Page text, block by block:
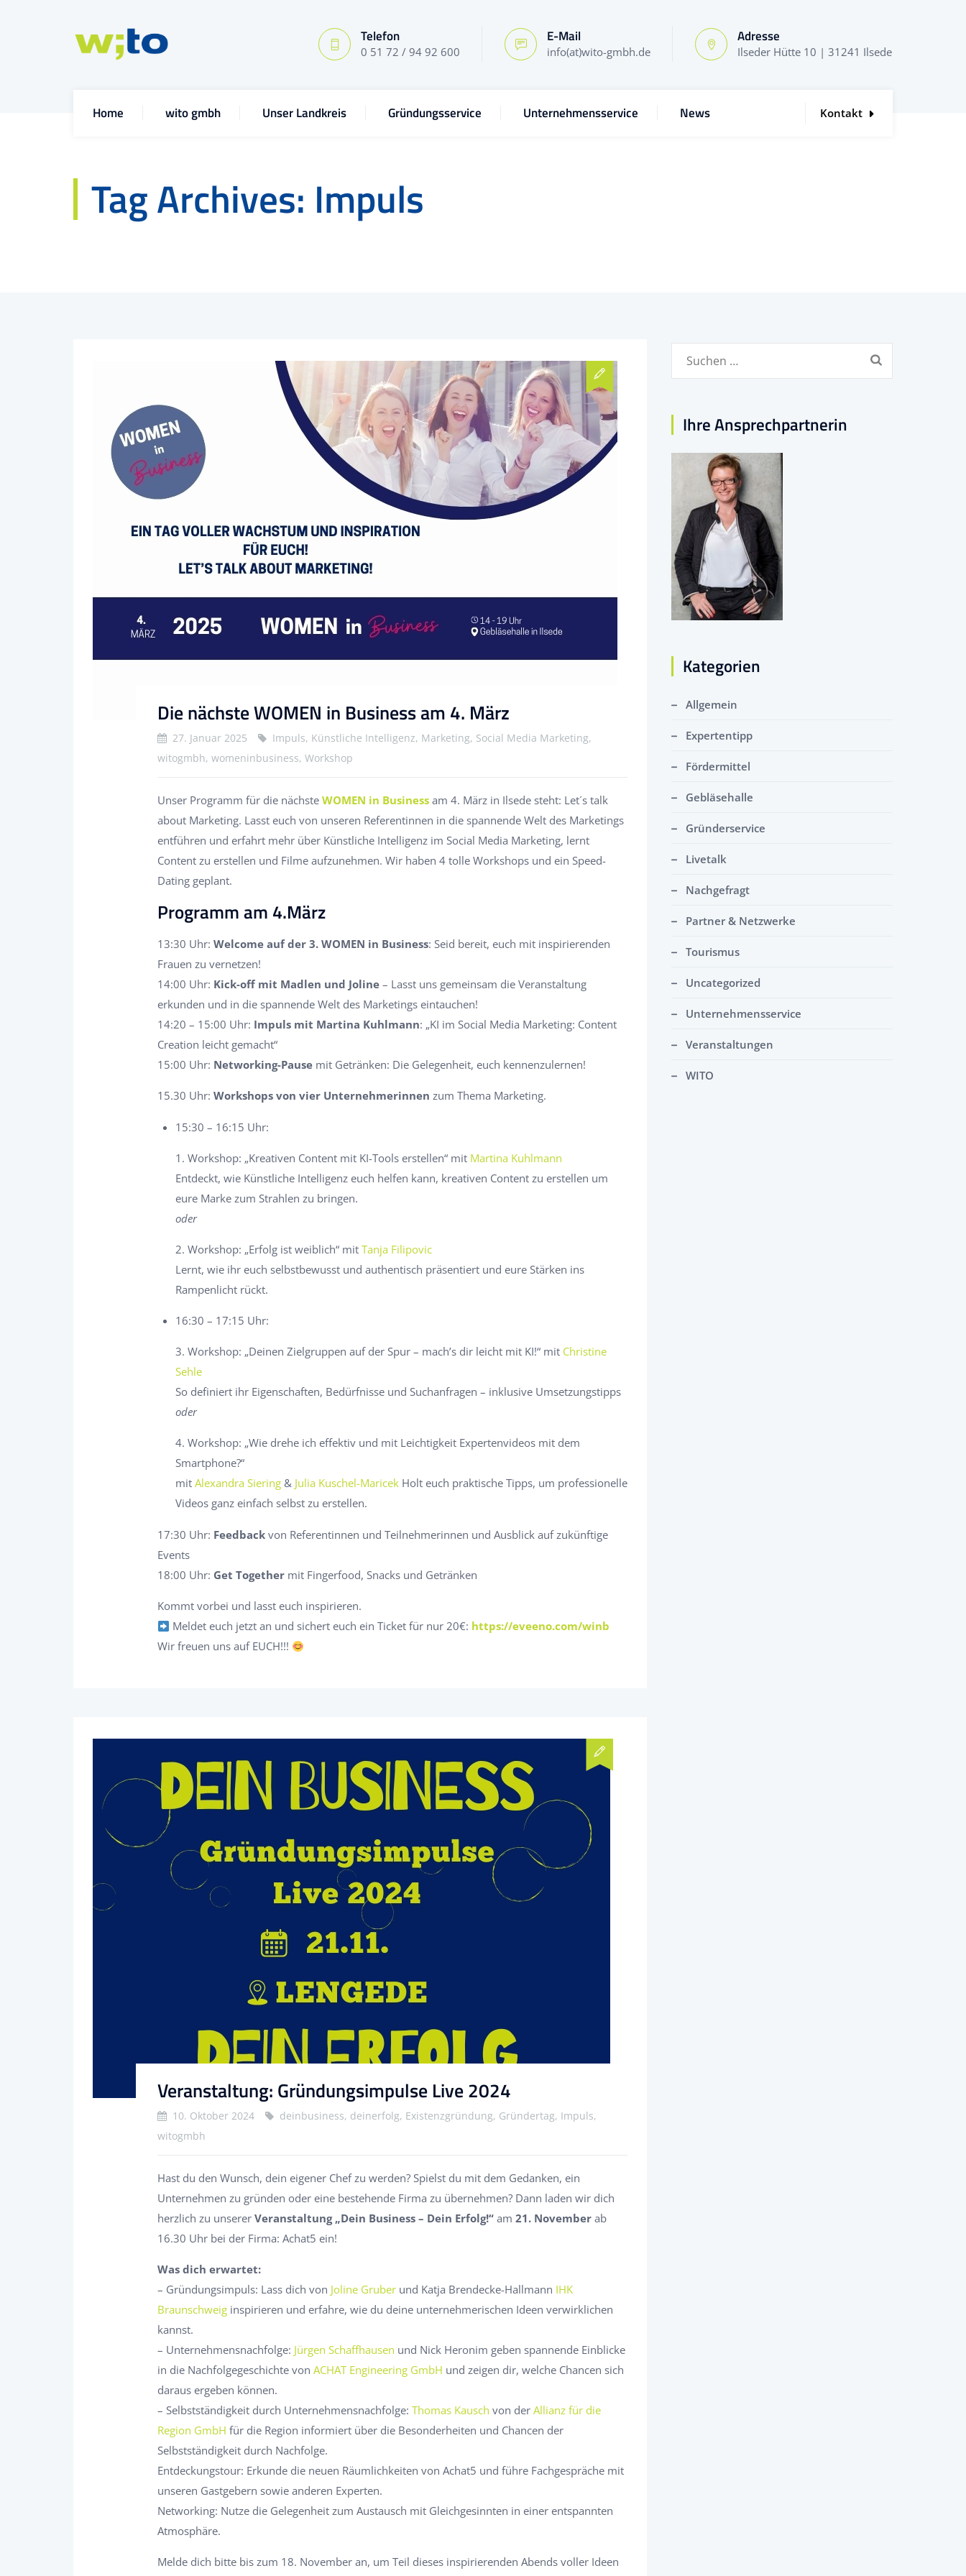
Telefon
0 51 72 / 94 92 600
E-Mail
info(at)wito-gmbh.de
Adresse
Ilseder Hütte 10 | 31241 Ilsede
Home wito gmbh Unser Landkreis Gründungsservice Unternehmensservice News Kontakt
Tag Archives: Impuls
Die nächste WOMEN in Business am 4. März
27. Januar 2025
Impuls, Künstliche Intelligenz, Marketing, Social Media Marketing,
witogmbh, womeninbusiness, Workshop
Unser Programm für die nächste WOMEN in Business am 4. März in Ilsede steht: Let´s talk
about Marketing. Lasst euch von unseren Referentinnen in die spannende Welt des Marketings
entführen und erfahrt mehr über Künstliche Intelligenz im Social Media Marketing, lernt
Content zu erstellen und Filme aufzunehmen. Wir haben 4 tolle Workshops und ein Speed-
Dating geplant.
Programm am 4.März
13:30 Uhr: Welcome auf der 3. WOMEN in Business: Seid bereit, euch mit inspirierenden
Frauen zu vernetzen!
14:00 Uhr: Kick-off mit Madlen und Joline – Lasst uns gemeinsam die Veranstaltung
erkunden und in die spannende Welt des Marketings eintauchen!
14:20 – 15:00 Uhr: Impuls mit Martina Kuhlmann: „KI im Social Media Marketing: Content
Creation leicht gemacht“
15:00 Uhr: Networking-Pause mit Getränken: Die Gelegenheit, euch kennenzulernen!
15.30 Uhr: Workshops von vier Unternehmerinnen zum Thema Marketing.
15:30 – 16:15 Uhr:
1. Workshop: „Kreativen Content mit KI-Tools erstellen“ mit Martina Kuhlmann
Entdeckt, wie Künstliche Intelligenz euch helfen kann, kreativen Content zu erstellen um
eure Marke zum Strahlen zu bringen.
oder
2. Workshop: „Erfolg ist weiblich“ mit Tanja Filipovic
Lernt, wie ihr euch selbstbewusst und authentisch präsentiert und eure Stärken ins
Rampenlicht rückt.
16:30 – 17:15 Uhr:
3. Workshop: „Deinen Zielgruppen auf der Spur – mach’s dir leicht mit KI!“ mit Christine
Sehle
So definiert ihr Eigenschaften, Bedürfnisse und Suchanfragen – inklusive Umsetzungstipps
oder
4. Workshop: „Wie drehe ich effektiv und mit Leichtigkeit Expertenvideos mit dem
Smartphone?“
mit Alexandra Siering & Julia Kuschel-Maricek Holt euch praktische Tipps, um professionelle
Videos ganz einfach selbst zu erstellen.
17:30 Uhr: Feedback von Referentinnen und Teilnehmerinnen und Ausblick auf zukünftige
Events
​​​​​​​18:00 Uhr: Get Together mit Fingerfood, Snacks und Getränken
Kommt vorbei und lasst euch inspirieren.
Meldet euch jetzt an und sichert euch ein Ticket für nur 20€: https://eveeno.com/winb
Wir freuen uns auf EUCH!!!
Veranstaltung: Gründungsimpulse Live 2024
10. Oktober 2024
deinbusiness, deinerfolg, Existenzgründung, Gründertag, Impuls,
witogmbh
Hast du den Wunsch, dein eigener Chef zu werden? Spielst du mit dem Gedanken, ein
Unternehmen zu gründen oder eine bestehende Firma zu übernehmen? Dann laden wir dich
herzlich zu unserer Veranstaltung „Dein Business – Dein Erfolg!“ am 21. November ab
16.30 Uhr bei der Firma: Achat5 ein!
Was dich erwartet:
– Gründungsimpuls: Lass dich von Joline Gruber und Katja Brendecke-Hallmann IHK
Braunschweig inspirieren und erfahre, wie du deine unternehmerischen Ideen verwirklichen
kannst.
– Unternehmensnachfolge: Jürgen Schaffhausen und Nick Heronim geben spannende Einblicke
in die Nachfolgegeschichte von ACHAT Engineering GmbH und zeigen dir, welche Chancen sich
daraus ergeben können.
– Selbstständigkeit durch Unternehmensnachfolge: Thomas Kausch von der Allianz für die
Region GmbH für die Region informiert über die Besonderheiten und Chancen der
Selbstständigkeit durch Nachfolge.
Entdeckungstour: Erkunde die neuen Räumlichkeiten von Achat5 und führe Fachgespräche mit
unseren Gastgebern sowie anderen Experten.
Networking: Nutze die Gelegenheit zum Austausch mit Gleichgesinnten in einer entspannten
Atmosphäre.
Melde dich bitte bis zum 18. November an, um Teil dieses inspirierenden Abends voller Ideen
Suchen
Ihre Ansprechpartnerin
Kategorien
Allgemein
Expertentipp
Fördermittel
Gebläsehalle
Gründerservice
Livetalk
Nachgefragt
Partner & Netzwerke
Tourismus
Uncategorized
Unternehmensservice
Veranstaltungen
WITO